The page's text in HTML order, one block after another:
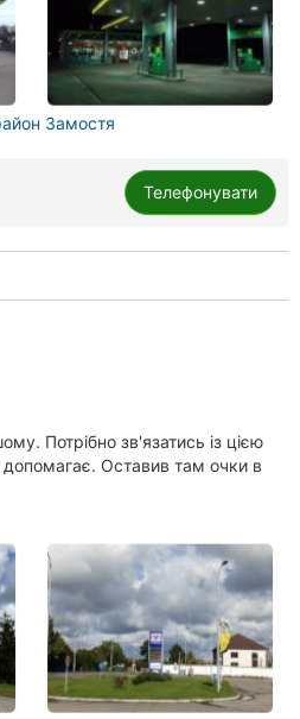
Замостя
Телефонувати
Потрібно зв'язатись із цією
допомагає. Оставив там очки в